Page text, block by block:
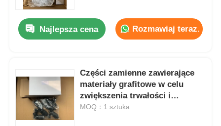
Najlepsza cena Rozmawiaj teraz.
Części zamienne zawierające
materiały grafitowe w celu
zwiększenia trwałości i
spójności eksploatacji
MOQ：1 sztuka